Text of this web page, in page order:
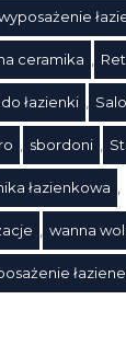
ceramika ,
łazienki ,
, sbordoni ,
łazienkowa ,
, wanna